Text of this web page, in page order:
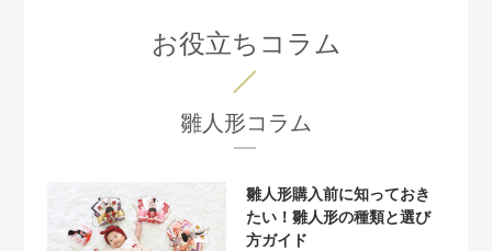
お役立ちコラム
雛人形コラム
雛人形購入前に知っておき
たい！雛人形の種類と選び
方ガイド